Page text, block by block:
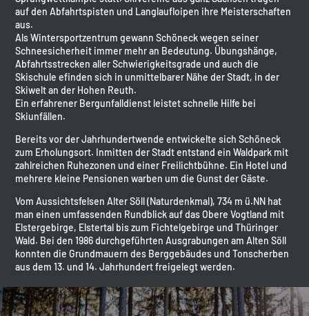
auf den Abfahrtspisten und Langlaufloipen ihre Meisterschaften
aus.
Als Wintersportzentrum gewann Schöneck wegen seiner
Schneesicherheit immer mehr an Bedeutung. Übungshänge,
Abfahrtsstrecken aller Schwierigkeitsgrade und auch die
Skischule efinden sich in unmittelbarer Nähe der Stadt, in der
Skiwelt an der Hohen Reuth.
Ein erfahrener Bergunfalldienst leistet schnelle Hilfe bei
Skiunfällen.
Bereits vor der Jahrhundertwende entwickelte sich Schöneck
zum Erholungsort. Inmitten der Stadt entstand ein Waldpark mit
zahlreichen Ruhezonen und einer Freilichtbühne. Ein Hotel und
mehrere kleine Pensionen warben um die Gunst der Gäste.
Vom Aussichtsfelsen Alter Söll (Naturdenkmal), 734 m ü.NN hat
man einen umfassenden Rundblick auf das Obere Vogtland mit
Elstergebirge, Elstertal bis zum Fichtelgebirge und Thüringer
Wald. Bei den 1986 durchgeführten Ausgrabungen am Alten Söll
konnten die Grundmauern des Berggebäudes und Tonscherben
aus dem 13. und 14. Jahrhundert freigelegt werden.